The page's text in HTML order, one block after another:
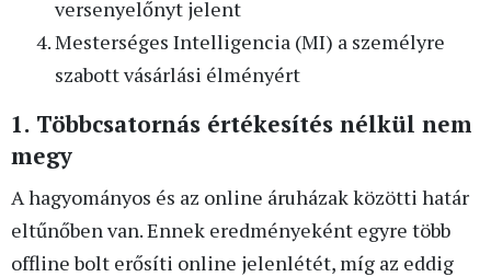
versenyelőnyt jelent
Mesterséges Intelligencia (MI) a személyre
szabott vásárlási élményért
1. Többcsatornás értékesítés nélkül nem
megy
A hagyományos és az online áruházak közötti határ
eltűnőben van. Ennek eredményeként egyre több
offline bolt erősíti online jelenlétét, míg az eddig